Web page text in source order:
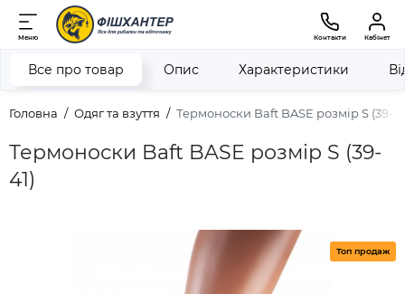
Меню Контакти Кабінет
Головна Одяг та взуття Термоноски Baft BASE розмір S (39-
Термоноски Baft BASE розмір S (39-
41)
Все про товар Опис Характеристики
Топ продаж